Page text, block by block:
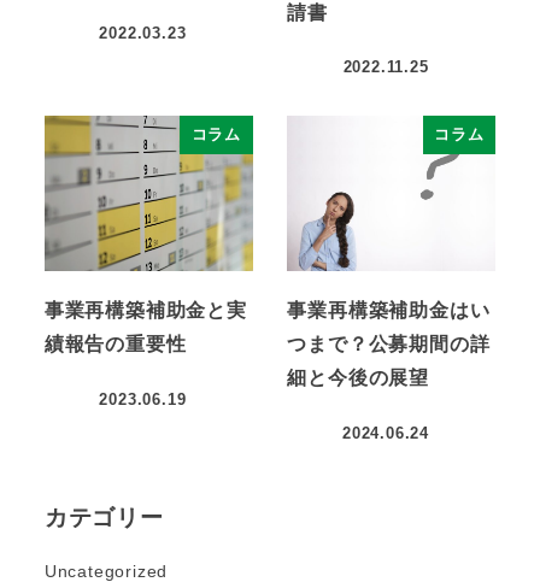
2022.03.23
請書
2022.11.25
コラム
事業再構築補助金と実
績報告の重要性
2023.06.19
コラム
事業再構築補助金はい
つまで？公募期間の詳
細と今後の展望
2024.06.24
カテゴリー
Uncategorized